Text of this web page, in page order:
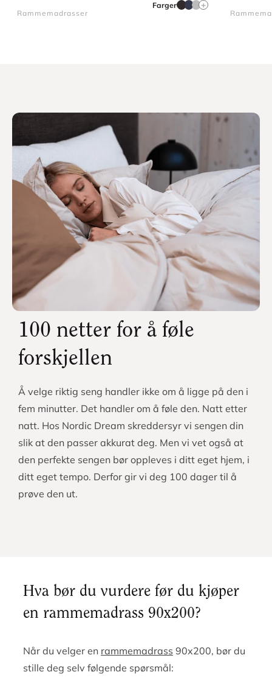
Rammemadrasser
Farger
100 netter for å føle
forskjellen
Å velge riktig seng handler ikke om å ligge på den i
fem minutter. Det handler om å føle den. Natt etter
natt. Hos Nordic Dream skreddersyr vi sengen din
slik at den passer akkurat deg. Men vi vet også at
den perfekte sengen bør oppleves i ditt eget hjem, i
ditt eget tempo. Derfor gir vi deg 100 dager til å
prøve den ut.
Hva bør du vurdere før du kjøper
en rammemadrass 90x200?
Når du velger en rammemadrass 90x200, bør du
stille deg selv følgende spørsmål: